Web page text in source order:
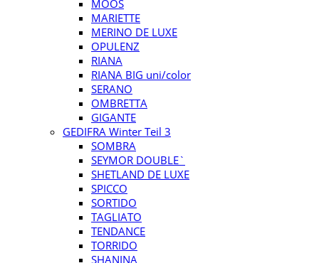
MOOS
MARIETTE
MERINO DE LUXE
OPULENZ
RIANA
RIANA BIG uni/color
SERANO
OMBRETTA
GIGANTE
GEDIFRA Winter Teil 3
SOMBRA
SEYMOR DOUBLE`
SHETLAND DE LUXE
SPICCO
SORTIDO
TAGLIATO
TENDANCE
TORRIDO
SHANINA